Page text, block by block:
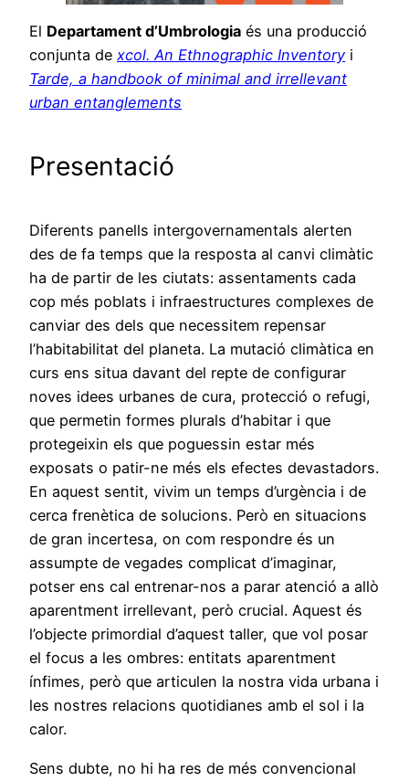
El Departament d’Umbrologia és una producció
conjunta de xcol. An Ethnographic Inventory i
Tarde, a handbook of minimal and irrellevant
urban entanglements
Presentació
Diferents panells intergovernamentals alerten
des de fa temps que la resposta al canvi climàtic
ha de partir de les ciutats: assentaments cada
cop més poblats i infraestructures complexes de
canviar des dels que necessitem repensar
l’habitabilitat del planeta. La mutació climàtica en
curs ens situa davant del repte de configurar
noves idees urbanes de cura, protecció o refugi,
que permetin formes plurals d’habitar i que
protegeixin els que poguessin estar més
exposats o patir-ne més els efectes devastadors.
En aquest sentit, vivim un temps d’urgència i de
cerca frenètica de solucions. Però en situacions
de gran incertesa, on com respondre és un
assumpte de vegades complicat d’imaginar,
potser ens cal entrenar-nos a parar atenció a allò
aparentment irrellevant, però crucial. Aquest és
l’objecte primordial d’aquest taller, que vol posar
el focus a les ombres: entitats aparentment
ínfimes, però que articulen la nostra vida urbana i
les nostres relacions quotidianes amb el sol i la
calor.
Sens dubte, no hi ha res de més convencional